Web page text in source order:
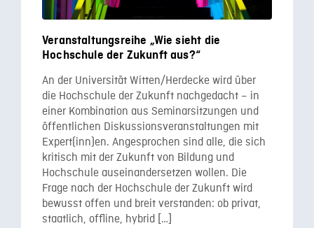
Veranstaltungsreihe „Wie sieht die
Hochschule der Zukunft aus?“
An der Universität Witten/Herdecke wird über
die Hochschule der Zukunft nachgedacht – in
einer Kombination aus Seminarsitzungen und
öffentlichen Diskussionsveranstaltungen mit
Expert(inn)en. Angesprochen sind alle, die sich
kritisch mit der Zukunft von Bildung und
Hochschule auseinandersetzen wollen. Die
Frage nach der Hochschule der Zukunft wird
bewusst offen und breit verstanden: ob privat,
staatlich, offline, hybrid […]